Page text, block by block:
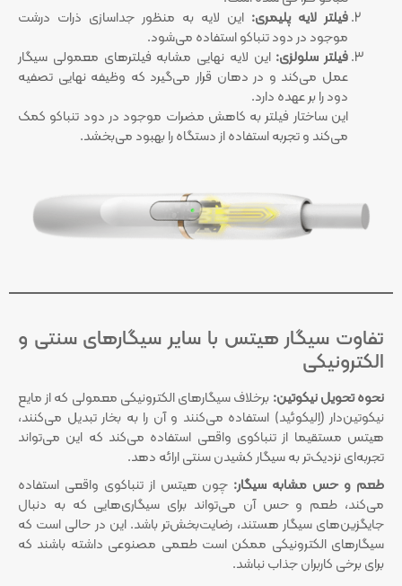
فیلتر لایه پلیمری: این لایه به منظور جداسازی ذرات درشت
موجود در دود تنباکو استفاده می‌شود.
فیلتر سلولزی: این لایه نهایی مشابه فیلترهای معمولی سیگار
عمل می‌کند و در دهان قرار می‌گیرد که وظیفه نهایی تصفیه
دود را بر عهده دارد.
این ساختار فیلتر به کاهش مضرات موجود در دود تنباکو کمک
می‌کند و تجربه استفاده از دستگاه را بهبود می‌بخشد.
تفاوت‌ سیگار هیتس با سایر سیگارهای سنتی و
الکترونیکی
نحوه تحویل نیکوتین: برخلاف سیگارهای الکترونیکی معمولی که از مایع
نیکوتین‌دار (اِلیکوئید) استفاده می‌کنند و آن را به بخار تبدیل می‌کنند،
هیتس مستقیما از تنباکوی واقعی استفاده می‌کند که این می‌تواند
تجربه‌ای نزدیک‌تر به سیگار کشیدن سنتی ارائه دهد.
طعم و حس مشابه سیگار: چون هیتس از تنباکوی واقعی استفاده
می‌کند، طعم و حس آن می‌تواند برای سیگاری‌هایی که به دنبال
جایگزین‌های سیگار هستند، رضایت‌بخش‌تر باشد. این در حالی است که
سیگارهای الکترونیکی ممکن است طعمی مصنوعی داشته باشند که
برای برخی کاربران جذاب نباشد.